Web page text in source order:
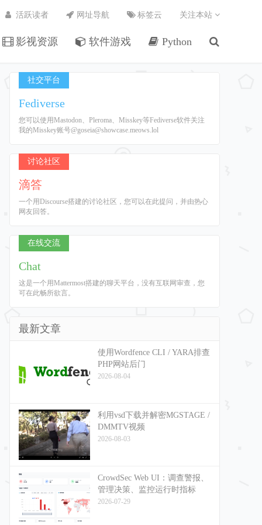
影视资源 软件游戏 Python
活跃读者 网址导航 标签云 关注本站
社交平台
Fediverse
您可以使用Mastodon、Pleroma、Misskey等Fediverse软件关注
我的Misskey账号@goseia@showcase.meows.lol
讨论社区
滴答
一个用Discourse搭建的讨论社区，您可以在此提问，并由热心
网友回答。
在线交流
Chat
这是一个用Mattermost搭建的聊天平台，没有互联网审查，您
可在此畅所欲言。
最新文章
使用Wordfence CLI / YARA排查
PHP网站后门
2026-08-04
利用vsd下载并解密MGSTAGE /
DMMTV视频
2026-08-03
CrowdSec Web UI：调查警报、
管理决策、监控运行时指标
2026-07-29